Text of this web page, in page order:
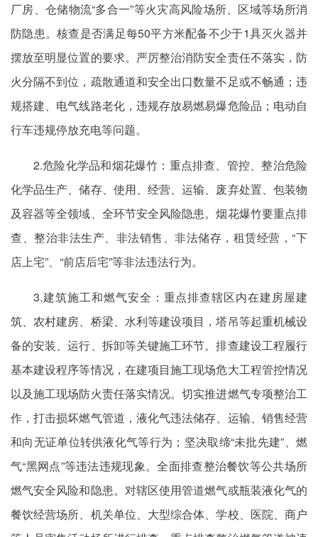
厂房、仓储物流“多合一”等火灾高风险场所、区域等场所消
防隐患。核查是否满足每50平方米配备不少于1具灭火器并
摆放至明显位置的要求。严厉整治消防安全责任不落实，防
火分隔不到位，疏散通道和安全出口数量不足或不畅通；违
规搭建、电气线路老化，违规存放易燃易爆危险品；电动自
行车违规停放充电等问题。
2.危险化学品和烟花爆竹：重点排查、管控、整治危险
化学品生产、储存、使用、经营、运输、废弃处置、包装物
及容器等全领域、全环节安全风险隐患。烟花爆竹要重点排
查、整治非法生产、非法销售、非法储存，租赁经营，“下
店上宅”、“前店后宅”等非法违法行为。
3.建筑施工和燃气安全：重点排查辖区内在建房屋建
筑、农村建房、桥梁、水利等建设项目，塔吊等起重机械设
备的安装、运行、拆卸等关键施工环节。排查建设工程履行
基本建设程序等情况，在建项目施工现场危大工程管控情况
以及施工现场防火责任落实情况。切实推进燃气专项整治工
作，打击损坏燃气管道，液化气违法储存、运输、销售经营
和向无证单位转供液化气等行为；坚决取缔“未批先建”、燃
气“黑网点”等违法违规现象。全面排查整治餐饮等公共场所
燃气安全风险和隐患。对辖区使用管道燃气或瓶装液化气的
餐饮经营场所、机关单位、大型综合体、学校、医院、商户